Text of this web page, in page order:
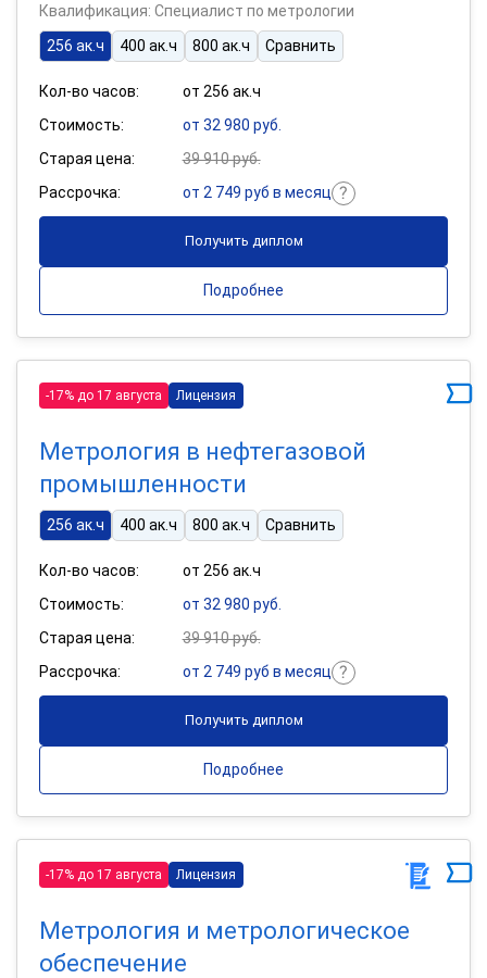
Квалификация: Специалист по метрологии
256 ак.ч
400 ак.ч 800 ак.ч Сравнить
Кол-во часов:
от 256 ак.ч
Стоимость:
от 32 980 руб.
Старая цена:
39 910 руб.
Рассрочка:
от 2 749 руб в месяц
Получить диплом
Подробнее
-17% до 17 августа Лицензия
Метрология в нефтегазовой
промышленности
256 ак.ч 400 ак.ч 800 ак.ч Сравнить
Кол-во часов:
от 256 ак.ч
Стоимость:
от 32 980 руб.
Старая цена:
39 910 руб.
Рассрочка:
от 2 749 руб в месяц
Получить диплом
Подробнее
-17% до 17 августа Лицензия
Метрология и метрологическое
обеспечение